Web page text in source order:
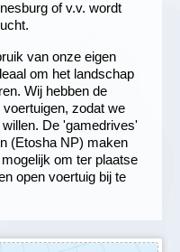
of v.v. wordt
van onze eigen
om het landschap
Wij hebben de
zodat we
De 'gamedrives'
(Etosha NP) maken
om ter plaatse
open voertuig bij te